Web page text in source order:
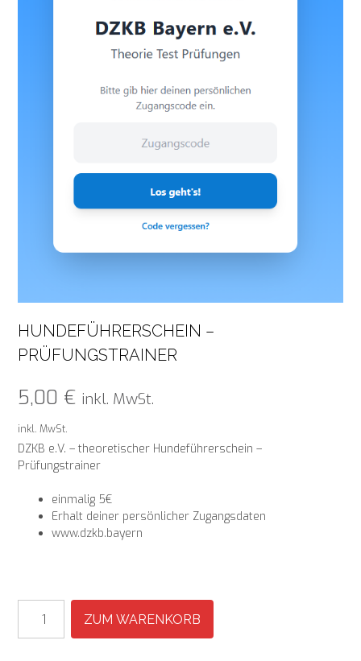
HUNDEFÜHRERSCHEIN –
PRÜFUNGSTRAINER
5,00 € inkl. MwSt.
inkl. MwSt.
DZKB e.V. – theoretischer Hundeführerschein –
Prüfungstrainer
einmalig 5€
Erhalt deiner persönlicher Zugangsdaten
www.dzkb.bayern
Prüfungstrainer
ZUM WARENKORB